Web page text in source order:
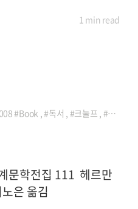
#Book ,#독서 , #크눌프 , #헤르만 헤세
1 min read
문학전집 111 헤르만
은 옮김